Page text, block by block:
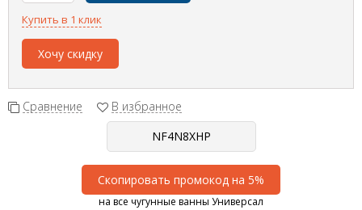
Купить в 1 клик
Хочу скидку
Сравнение В избранное
Скопировать промокод на 5%
на все чугунные ванны Универсал